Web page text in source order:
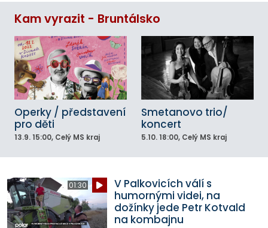
Kam vyrazit - Bruntálsko
Operky / představení
pro děti
13.9. 15:00, Celý MS kraj
Smetanovo trio/
koncert
5.10. 18:00, Celý MS kraj
01:30
V Palkovicích válí s
humornými videi, na
dožínky jede Petr Kotvald
na kombajnu